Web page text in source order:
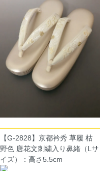
【G-2828】京都衿秀 草履 枯
野色 唐花文刺繍入り鼻緒（Lサ
イズ）：高さ5.5cm